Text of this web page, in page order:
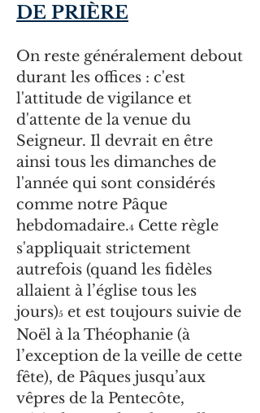
DE PRIÈRE
On reste généralement debout
durant les offices : c'est
l'attitude de vigilance et
d'attente de la venue du
Seigneur. Il devrait en être
ainsi tous les dimanches de
l'année qui sont considérés
comme notre Pâque
hebdomadaire.4 Cette règle
s'appliquait strictement
autrefois (quand les fidèles
allaient à l’église tous les
jours)5 et est toujours suivie de
Noël à la Théophanie (à
l’exception de la veille de cette
fête), de Pâques jusqu’aux
vêpres de la Pentecôte,